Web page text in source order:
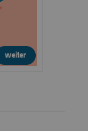
weiter